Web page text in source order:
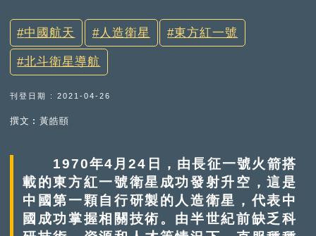
中國航天 人造衛星 東方紅一號
北斗衛星導航
刊登日期 : 2021-04-26
撰文︰黃皓頤
1970年4月24日，由長征一號火箭搭
載的東方紅一號衛星成功發射升空，這是
中國第一顆自行研製的人造衛星，代表中
國成功掌握相關技術。由半世紀前缺乏科